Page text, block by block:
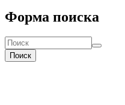
Форма поиска
Поиск